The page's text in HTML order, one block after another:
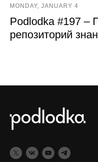
MONDAY, JANUARY 4
Podlodka #197 –
репозиторий